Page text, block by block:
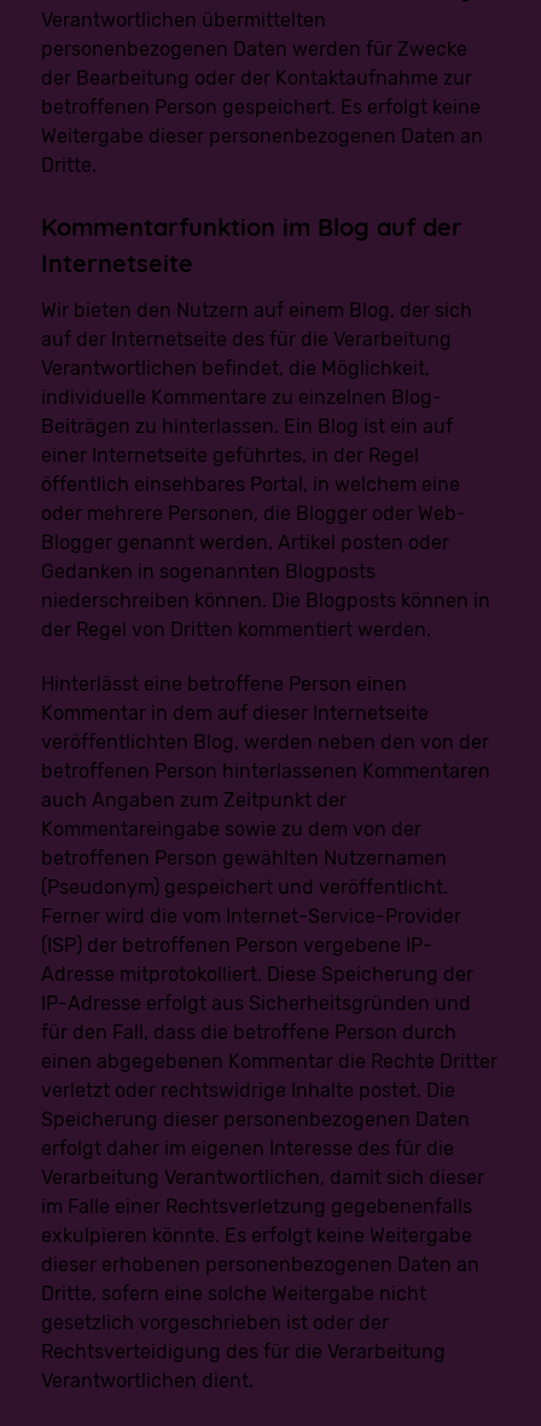
Verantwortlichen übermittelten
personenbezogenen Daten werden für Zwecke
der Bearbeitung oder der Kontaktaufnahme zur
betroffenen Person gespeichert. Es erfolgt keine
Weitergabe dieser personenbezogenen Daten an
Dritte.
Kommentarfunktion im Blog auf der
Internetseite
Wir bieten den Nutzern auf einem Blog, der sich
auf der Internetseite des für die Verarbeitung
Verantwortlichen befindet, die Möglichkeit,
individuelle Kommentare zu einzelnen Blog-
Beiträgen zu hinterlassen. Ein Blog ist ein auf
einer Internetseite geführtes, in der Regel
öffentlich einsehbares Portal, in welchem eine
oder mehrere Personen, die Blogger oder Web-
Blogger genannt werden, Artikel posten oder
Gedanken in sogenannten Blogposts
niederschreiben können. Die Blogposts können in
der Regel von Dritten kommentiert werden.
Hinterlässt eine betroffene Person einen
Kommentar in dem auf dieser Internetseite
veröffentlichten Blog, werden neben den von der
betroffenen Person hinterlassenen Kommentaren
auch Angaben zum Zeitpunkt der
Kommentareingabe sowie zu dem von der
betroffenen Person gewählten Nutzernamen
(Pseudonym) gespeichert und veröffentlicht.
Ferner wird die vom Internet-Service-Provider
(ISP) der betroffenen Person vergebene IP-
Adresse mitprotokolliert. Diese Speicherung der
IP-Adresse erfolgt aus Sicherheitsgründen und
für den Fall, dass die betroffene Person durch
einen abgegebenen Kommentar die Rechte Dritter
verletzt oder rechtswidrige Inhalte postet. Die
Speicherung dieser personenbezogenen Daten
erfolgt daher im eigenen Interesse des für die
Verarbeitung Verantwortlichen, damit sich dieser
im Falle einer Rechtsverletzung gegebenenfalls
exkulpieren könnte. Es erfolgt keine Weitergabe
dieser erhobenen personenbezogenen Daten an
Dritte, sofern eine solche Weitergabe nicht
gesetzlich vorgeschrieben ist oder der
Rechtsverteidigung des für die Verarbeitung
Verantwortlichen dient.
die sich aus ihrer besonderen Situation ergeben,
jederzeit gegen die Verarbeitung sie betreffender
personenbezogener Daten, die aufgrund von Art. 6 Abs. 1
Buchstaben e oder f DS-GVO erfolgt, Widerspruch
einzulegen. Dies gilt auch für ein auf diese
Bestimmungen gestütztes Profiling.
Wir verarbeiten die personenbezogenen Daten im Falle
des Widerspruchs nicht mehr, es sei denn, wir können
nachweisen, die den Interessen, Rechten und Freiheiten
der betroffenen Person überwiegen, oder die
Verarbeitung dient der Geltendmachung, Ausübung oder
Verteidigung von Rechtsansprüchen.
Verarbeiten wir personenbezogene Daten, um
Direktwerbung zu betreiben, so hat die betroffene Person
das Recht, jederzeit Widerspruch gegen die Verarbeitung
der personenbezogenen Daten zum Zwecke derartiger
Werbung einzulegen. Dies gilt auch für das Profiling,
soweit es mit solcher Direktwerbung in Verbindung steht.
Widerspricht die betroffene Person gegenüber der
Verarbeitung für Zwecke der Direktwerbung, so werden
wir die personenbezogenen Daten nicht mehr für diese
Zwecke verarbeiten.
Zudem hat die betroffene Person das Recht, aus
Gründen, die sich aus ihrer besonderen Situation
ergeben, gegen die sie betreffende Verarbeitung
personenbezogener Daten, die zu wissenschaftlichen
oder historischen Forschungszwecken oder zu
statistischen Zwecken gemäß Art. 89 Abs. 1 DS-GVO
solche Verarbeitung ist zur Erfüllung einer im öffentlichen
Interesseliegenden Aufgabe erforderlich.
Zur Ausübung des Rechts auf Widerspruch kann sich die
betroffene Person direkt an jeden Mitarbeiter wenden.
Der betroffenen Person steht es ferner frei, im
Zusammenhang mit der Nutzung von Diensten der
Informationsgesellschaft, ungeachtet der Richtlinie
2002/58/EG, ihr Widerspruchsrecht mittels
automatisierter Verfahren auszuüben, bei denen
technische Spezifikationen verwendet werden.
h) Automatisierte Entscheidungen im Einzelfall
einschließlich Profiling
Jede von der Verarbeitung personenbezogener Daten
betroffene Person hat das vom Europäischen Richtlinien-
und Verordnungsgeber gewährte Recht, nicht einer
ausschließlich auf einer automatisierten Verarbeitung —
einschließlich Profiling — beruhenden Entscheidung
unterworfen zu werden, die ihr gegenüber rechtliche
Wirkung entfaltet oder sie in ähnlicher Weise erheblich
beeinträchtigt, sofern die Entscheidung (1) nicht für den
Abschluss oder die Erfüllung eines Vertrags zwischen der
betroffenen Person und dem Verantwortlichen
erforderlich ist, oder (2) aufgrund von Rechtsvorschriften
der Union oder der Mitgliedstaaten, denen der
Verantwortliche unterliegt, zulässig ist und diese
Rechtsvorschriften angemessene Maßnahmen zur
Wahrung der Rechte und Freiheiten sowie der
berechtigten Interessen der betroffenen Person enthalten
oder (3) mit ausdrücklicher Einwilligung der betroffenen
Person erfolgt.
Ist die Entscheidung (1) für den Abschluss oder die
Erfüllung eines Vertrags zwischen der betroffenen Person
und dem Verantwortlichen erforderlich oder (2) erfolgt sie